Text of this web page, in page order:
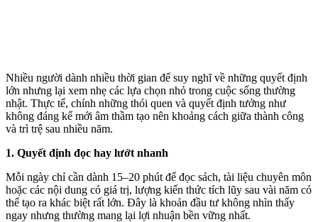
Nhiều người dành nhiều thời gian để suy nghĩ về những quyết định
lớn nhưng lại xem nhẹ các lựa chọn nhỏ trong cuộc sống thường
nhật. Thực tế, chính những thói quen và quyết định tưởng như
không đáng kể mới âm thầm tạo nên khoảng cách giữa thành công
và trì trệ sau nhiều năm.
1. Quyết định đọc hay lướt nhanh
Mỗi ngày chỉ cần dành 15–20 phút để đọc sách, tài liệu chuyên môn
hoặc các nội dung có giá trị, lượng kiến thức tích lũy sau vài năm có
thể tạo ra khác biệt rất lớn. Đây là khoản đầu tư không nhìn thấy
ngay nhưng thường mang lại lợi nhuận bền vững nhất.